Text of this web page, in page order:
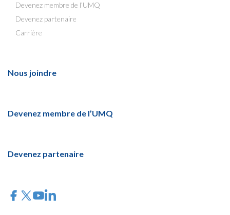
Devenez membre de l’UMQ
Devenez partenaire
Carrière
Nous joindre
Devenez membre de l’UMQ
Devenez partenaire